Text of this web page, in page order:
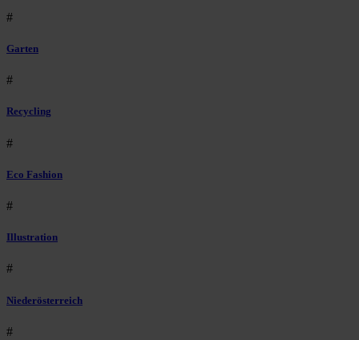
#
Garten
#
Recycling
#
Eco Fashion
#
Illustration
#
Niederösterreich
#